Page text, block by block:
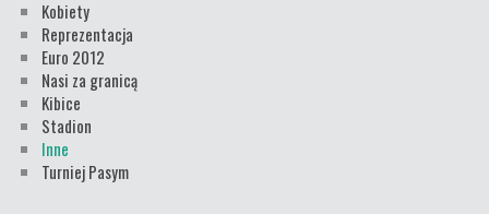
Kobiety
Reprezentacja
Euro 2012
Nasi za granicą
Kibice
Stadion
Inne
Turniej Pasym